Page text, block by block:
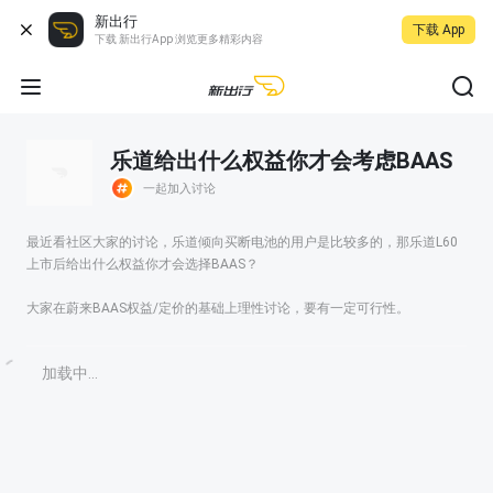
新出行
下载 新出行App 浏览更多精彩内容
下载 App
乐道给出什么权益你才会考虑BAAS
一起加入讨论
最近看社区大家的讨论，乐道倾向买断电池的用户是比较多的，那乐道L60
上市后给出什么权益你才会选择BAAS？
大家在蔚来BAAS权益/定价的基础上理性讨论，要有一定可行性。
加载中...